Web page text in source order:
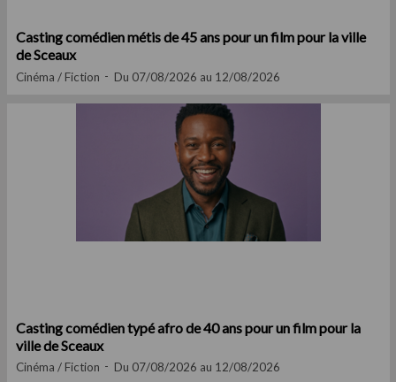
Casting comédien métis de 45 ans pour un film pour la ville
de Sceaux
Cinéma / Fiction Du 07/08/2026 au 12/08/2026
Casting comédien typé afro de 40 ans pour un film pour la
ville de Sceaux
Cinéma / Fiction Du 07/08/2026 au 12/08/2026